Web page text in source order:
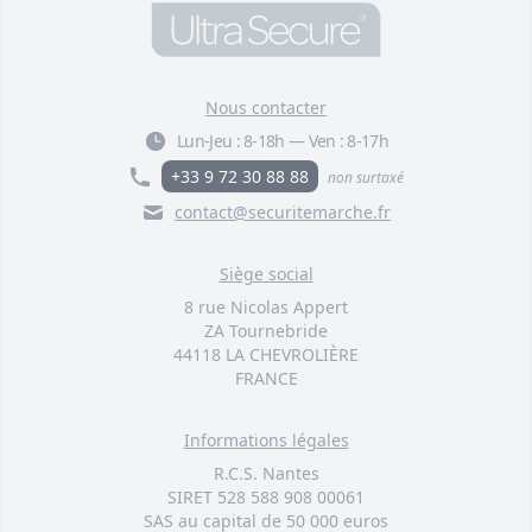
6,00 €
extérieurs 'Parking Privé' - PVC
résistant (42 x 14 cm)
F001-1252-52
24,30 €
extérieurs 'ATTENTION
PROTECTION PAR ALARME
ÉLECTRONIQUE' - plastique
rigide (format A5)
F005-2071-59
Pack 3 panneaux extérieurs
'ATTENTION PROTECTION PAR
ALARME ÉLECTRONIQUE' -
plastique rigide (format A5)
Nous contacter
Lun-Jeu : 8-18h —Ven : 8-17h
+33 9 72 30 88 88
non surtaxé
contact@securitemarche.fr
Siège social
8 rue Nicolas Appert
ZA Tournebride
44118 LA CHEVROLIÈRE
FRANCE
Informations légales
R.C.S. Nantes
SIRET 528 588 908 00061
SAS au capital de 50 000 euros